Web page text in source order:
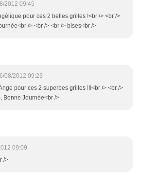
2012 09:45
pour ces 2 belles grilles !<br /> <br />
/> <br /> <br /> bises<br />
08/2012 09:23
pour ces 2 superbes grilles !!!<br /> <br />
Bonne Journée<br />
09:09
/>